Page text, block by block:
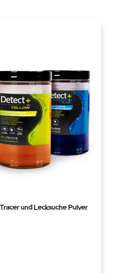
und Lecksuche Pulver